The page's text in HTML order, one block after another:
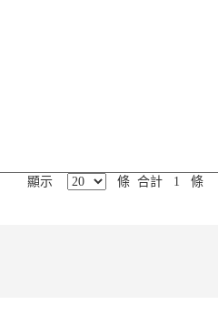
顯示 條 合計 1 條